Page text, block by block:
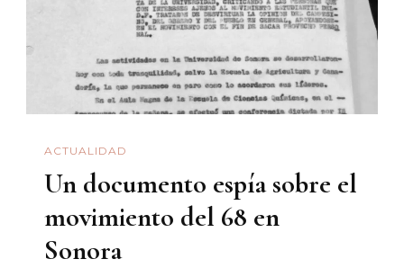
ACTUALIDAD
Un documento espía sobre el
movimiento del 68 en
Sonora